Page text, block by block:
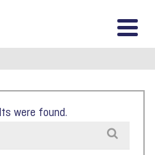
were found.